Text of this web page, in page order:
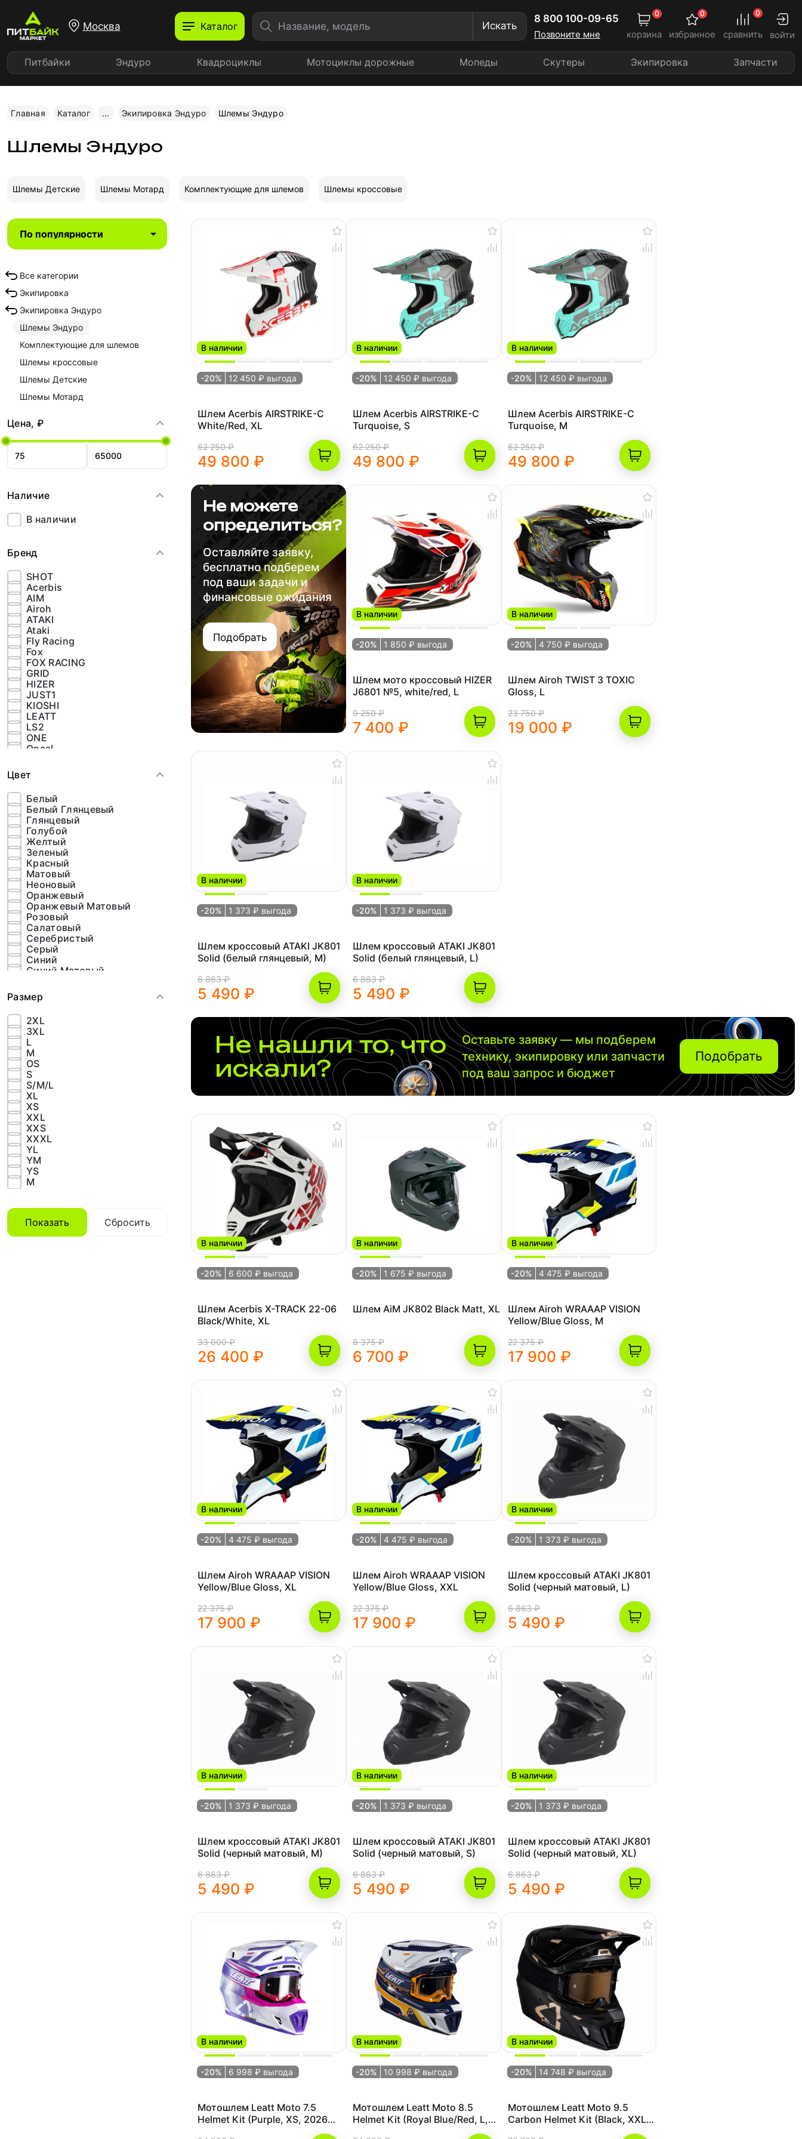
Москва Каталог Искать
8 800 100-09-65
Позвоните мне корзина
0
избранное
0
сравнить
0
войти
Питбайки Эндуро Квадроциклы Мотоциклы дорожные Мопеды Скутеры Экипировка Запчасти
Главная Каталог ... Экипировка Эндуро Шлемы Эндуро
Шлемы Эндуро
Шлемы Детские Шлемы Мотард Комплектующие для шлемов Шлемы кроссовые
Все категории
Экипировка
Экипировка Эндуро
Шлемы Эндуро
Комплектующие для шлемов
Шлемы кроссовые
Шлемы Детские
Шлемы Мотард
Цена, ₽
Наличие
В наличии
Бренд
SHOT
Acerbis
AIM
Airoh
ATAKI
Ataki
Fly Racing
Fox
FOX RACING
GRID
HIZER
JUST1
KIOSHI
LEATT
LS2
ONE
Oneal
Spark
Sparx
UCHOOSE
Цвет
Белый
Белый Глянцевый
Глянцевый
Голубой
Желтый
Зеленый
Красный
Матовый
Неоновый
Оранжевый
Оранжевый Матовый
Розовый
Салатовый
Серебристый
Серый
Синий
Синий Матовый
Черный
Черный Матовый
Размер
2XL
3XL
L
M
OS
S
S/M/L
XL
XS
XXL
XXS
XXXL
YL
YM
YS
М
Показать Сбросить
В наличии
-20% 12 450 ₽ выгода
Шлем Acerbis AIRSTRIKE-C
White/Red, XL
62 250 ₽
49 800 ₽
В наличии
-20% 12 450 ₽ выгода
Шлем Acerbis AIRSTRIKE-C
Turquoise, S
62 250 ₽
49 800 ₽
В наличии
-20% 12 450 ₽ выгода
Шлем Acerbis AIRSTRIKE-C
Turquoise, M
62 250 ₽
49 800 ₽
Не можете
определиться?
Оставляйте заявку,
бесплатно подберем
под ваши задачи и
финансовые ожидания
Подобрать
В наличии
-20% 1 850 ₽ выгода
Шлем мото кроссовый HIZER
J6801 №5, white/red, L
9 250 ₽
7 400 ₽
В наличии
-20% 4 750 ₽ выгода
Шлем Airoh TWIST 3 TOXIC
Gloss, L
23 750 ₽
19 000 ₽
В наличии
-20% 1 373 ₽ выгода
Шлем кроссовый ATAKI JK801
Solid (белый глянцевый, M)
6 863 ₽
5 490 ₽
В наличии
-20% 1 373 ₽ выгода
Шлем кроссовый ATAKI JK801
Solid (белый глянцевый, L)
6 863 ₽
5 490 ₽
Не нашли то, что
искали?
Оставьте заявку — мы подберем
технику, экипировку или запчасти
под ваш запрос и бюджет
Подобрать
В наличии
-20% 6 600 ₽ выгода
Шлем Acerbis X-TRACK 22-06
Black/White, XL
33 000 ₽
26 400 ₽
В наличии
-20% 1 675 ₽ выгода
Шлем AiM JK802 Black Matt, XL
8 375 ₽
6 700 ₽
В наличии
-20% 4 475 ₽ выгода
Шлем Airoh WRAAAP VISION
Yellow/Blue Gloss, M
22 375 ₽
17 900 ₽
В наличии
-20% 4 475 ₽ выгода
Шлем Airoh WRAAAP VISION
Yellow/Blue Gloss, XL
22 375 ₽
17 900 ₽
В наличии
-20% 4 475 ₽ выгода
Шлем Airoh WRAAAP VISION
Yellow/Blue Gloss, XXL
22 375 ₽
17 900 ₽
В наличии
-20% 1 373 ₽ выгода
Шлем кроссовый ATAKI JK801
Solid (черный матовый, L)
6 863 ₽
5 490 ₽
В наличии
-20% 1 373 ₽ выгода
Шлем кроссовый ATAKI JK801
Solid (черный матовый, M)
6 863 ₽
5 490 ₽
В наличии
-20% 1 373 ₽ выгода
Шлем кроссовый ATAKI JK801
Solid (черный матовый, S)
6 863 ₽
5 490 ₽
В наличии
-20% 1 373 ₽ выгода
Шлем кроссовый ATAKI JK801
Solid (черный матовый, XL)
6 863 ₽
5 490 ₽
В наличии
-20% 6 998 ₽ выгода
Мотошлем Leatt Moto 7.5
Helmet Kit (Purple, XS, 2026
В наличии
-20% 10 998 ₽ выгода
Мотошлем Leatt Moto 8.5
Helmet Kit (Royal Blue/Red, L,
В наличии
-20% 14 748 ₽ выгода
Мотошлем Leatt Moto 9.5
Carbon Helmet Kit (Black, XXL,